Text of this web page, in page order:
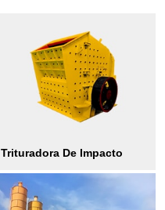
Trituradora De Impacto